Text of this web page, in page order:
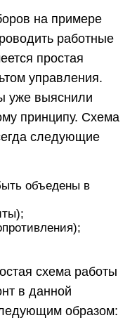
на примере
работные
простая
управления.
уже выяснили
принципу. Схема
следующие
объедены в
схема работы
в данной
образом: